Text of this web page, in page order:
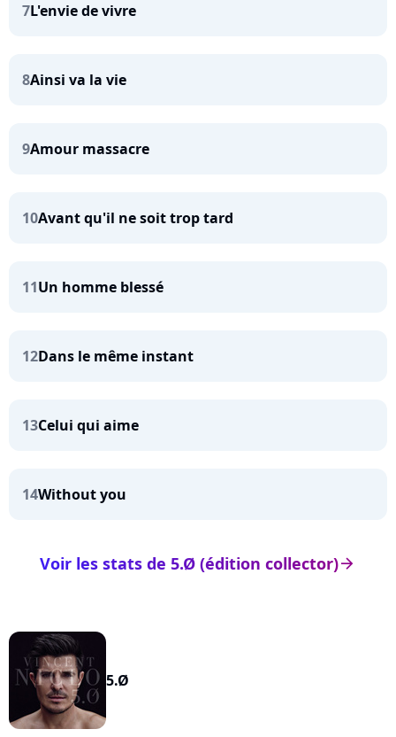
7L'envie de vivre
8Ainsi va la vie
9Amour massacre
10Avant qu'il ne soit trop tard
11Un homme blessé
12Dans le même instant
13Celui qui aime
14Without you
arrow_right
Voir les stats de 5.Ø (édition collector)
5.Ø